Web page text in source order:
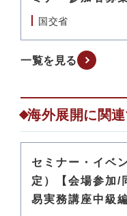
国交省
一覧を見る
海外展開に関
セミナー・イベ
定）【会場参加/
易実務講座中級